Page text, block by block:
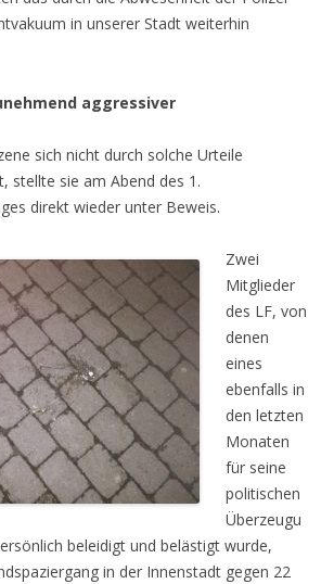
in unserer Stadt weiterhin
aggressiver
sich nicht durch solche Urteile
stellte sie am Abend des 1.
direkt wieder unter Beweis.
Zwei
Mitglieder
des LF, von
denen
eines
ebenfalls in
den letzten
Monaten
für seine
politischen
Überzeugu
beleidigt und belästigt wurde,
in der Innenstadt gegen 22